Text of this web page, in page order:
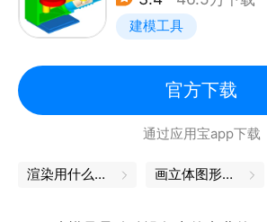
富的模型资源，与AutoCAD的难于
3dmax可方便地解决设计3ds Max效
3dmax、stl、obj、SVP、MAX、
件。
建模工具
官方下载
通过应用宝app下载
渲染用什么软件 画立体图形的软件